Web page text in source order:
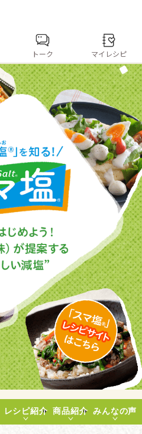
ログインするとレシピを保存
イン
わせ
トマト とうもろこし ピーマン
トーク マイレシピ
レシピ紹介 商品紹介 みんなの声